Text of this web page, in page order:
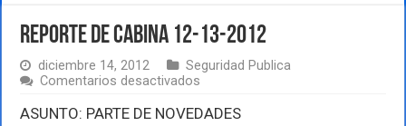
Reporte de Cabina 12-13-2012
diciembre 14, 2012
Seguridad Publica
Comentarios desactivados
de
ASUNTO: PARTE DE NOVEDADES